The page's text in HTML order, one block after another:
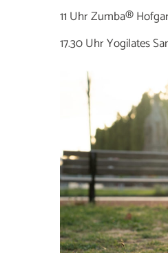
11 Uhr Zumba®
17.30 Uhr Yogilates